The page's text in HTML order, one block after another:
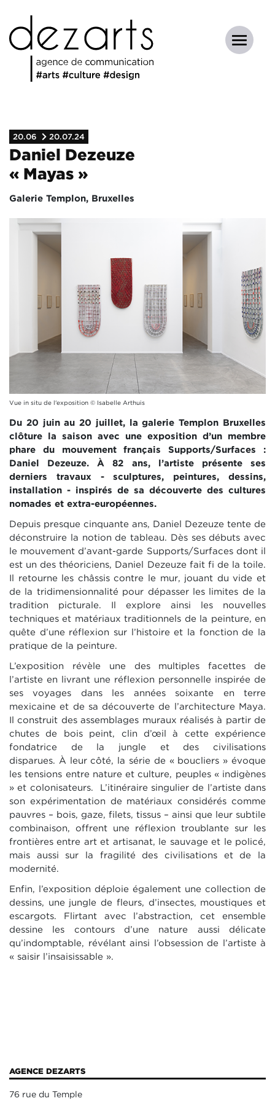
20.06 20.07.24
Daniel Dezeuze
« Mayas »
Galerie Templon, Bruxelles
Vue in situ de l'exposition © Isabelle Arthuis
Du 20 juin au 20 juillet, la galerie Templon Bruxelles
clôture la saison avec une exposition d’un membre
phare du mouvement français Supports/Surfaces :
Daniel Dezeuze. À 82 ans, l’artiste présente ses
derniers travaux - sculptures, peintures, dessins,
installation - inspirés de sa découverte des cultures
nomades et extra-européennes.
Depuis presque cinquante ans, Daniel Dezeuze tente de
déconstruire la notion de tableau. Dès ses débuts avec
le mouvement d’avant-garde Supports/Surfaces dont il
est un des théoriciens, Daniel Dezeuze fait fi de la toile.
Il retourne les châssis contre le mur, jouant du vide et
de la tridimensionnalité pour dépasser les limites de la
tradition picturale. Il explore ainsi les nouvelles
techniques et matériaux traditionnels de la peinture, en
quête d’une réflexion sur l’histoire et la fonction de la
pratique de la peinture.
L’exposition révèle une des multiples facettes de
l’artiste en livrant une réflexion personnelle inspirée de
ses voyages dans les années soixante en terre
mexicaine et de sa découverte de l’architecture Maya.
Il construit des assemblages muraux réalisés à partir de
chutes de bois peint, clin d’œil à cette expérience
fondatrice de la jungle et des civilisations
disparues. À leur côté, la série de « boucliers » évoque
les tensions entre nature et culture, peuples « indigènes
» et colonisateurs. L’itinéraire singulier de l’artiste dans
son expérimentation de matériaux considérés comme
pauvres – bois, gaze, filets, tissus – ainsi que leur subtile
combinaison, offrent une réflexion troublante sur les
frontières entre art et artisanat, le sauvage et le policé,
mais aussi sur la fragilité des civilisations et de la
modernité.
Enfin, l’exposition déploie également une collection de
dessins, une jungle de fleurs, d’insectes, moustiques et
escargots. Flirtant avec l’abstraction, cet ensemble
dessine les contours d’une nature aussi délicate
qu’indomptable, révélant ainsi l’obsession de l’artiste à
« saisir l’insaisissable ».
AGENCE DEZARTS
76 rue du Temple